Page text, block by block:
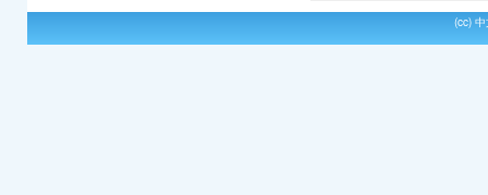
(cc)中